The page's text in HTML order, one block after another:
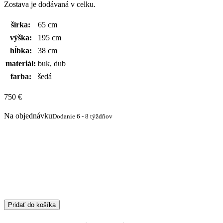
Zostava je dodávaná v celku.
šírka:
65 cm
výška:
195 cm
hĺbka:
38 cm
materiál: buk, dub
farba:
šedá
750 €
Na objednávkuDodanie 6 - 8 týždňov
Pridať do košíka